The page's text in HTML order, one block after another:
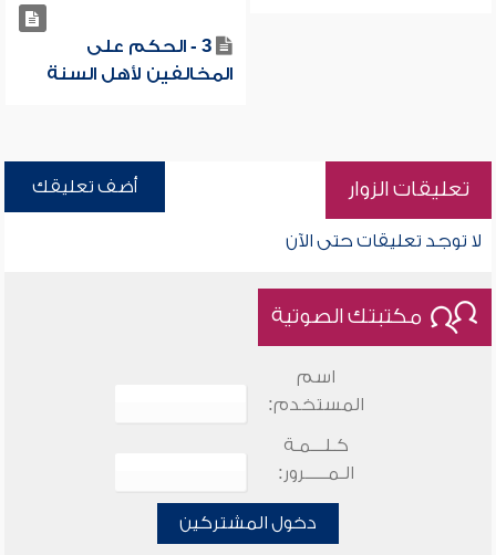
3 - الحكم على
المخالفين لأهل السنة
تعليقات الزوار أضف تعليقك
لا توجد تعليقات حتى الآن
مكتبتك الصوتية
اسم
المستخدم:
كـلـــمـة
الـمـــــرور:
دخول المشتركين